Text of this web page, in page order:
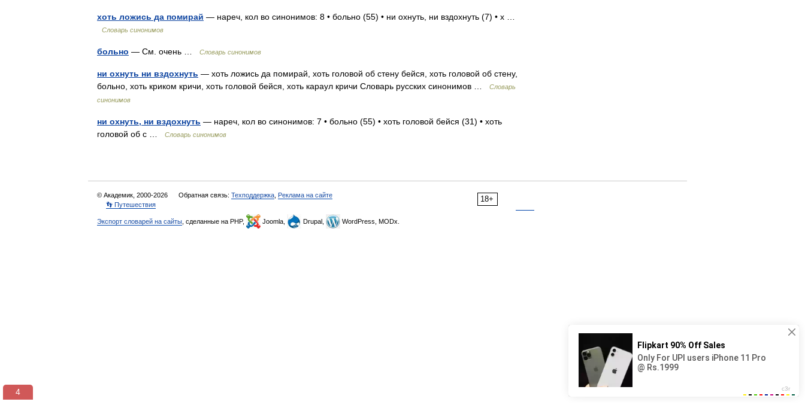
хоть ложись да помирай — нареч, кол во синонимов: 8 • больно (55) • ни охнуть, ни вздохнуть (7) • х …
Словарь синонимов
больно — См. очень … Словарь синонимов
ни охнуть ни вздохнуть — хоть ложись да помирай, хоть головой об стену бейся, хоть головой об стену,
больно, хоть криком кричи, хоть головой бейся, хоть караул кричи Словарь русских синонимов …
Словарь
синонимов
ни охнуть, ни вздохнуть — нареч, кол во синонимов: 7 • больно (55) • хоть головой бейся (31) • хоть
головой об с …
Словарь синонимов
18+
© Академик, 2000-2026 Обратная связь: Техподдержка Реклама на сайте
👣 Путешествия
Экспорт словарей на сайты , сделанные на PHP, Joomla, Drupal, WordPress, MODx.
3